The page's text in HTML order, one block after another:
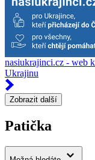
nasiukrajinci.cz - web
Ukrajinu
Zobrazit další
Patička